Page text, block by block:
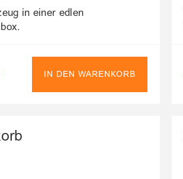
in einer edlen
IN DEN WARENKORB